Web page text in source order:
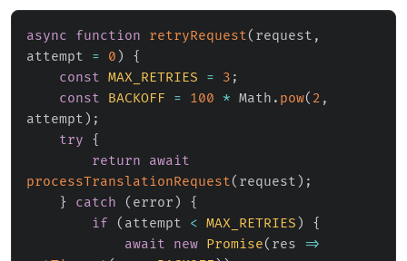
async function retryRequest( request ,
attempt = 0 )
{
const MAX_RETRIES = 3 ;
const
BACKOFF = 100 * Math . pow( 2 ,
attempt ) ;
try
{
return
await
processTranslationRequest( request ) ;
}
catch ( error )
{
if
( attempt < MAX_RETRIES )
{
await
new Promise( res
=>